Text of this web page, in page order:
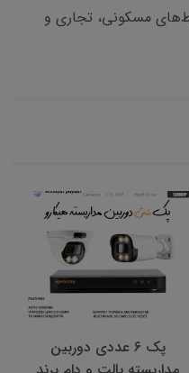
مسکونی، تجاری و
پک ۶ عددی دوربین